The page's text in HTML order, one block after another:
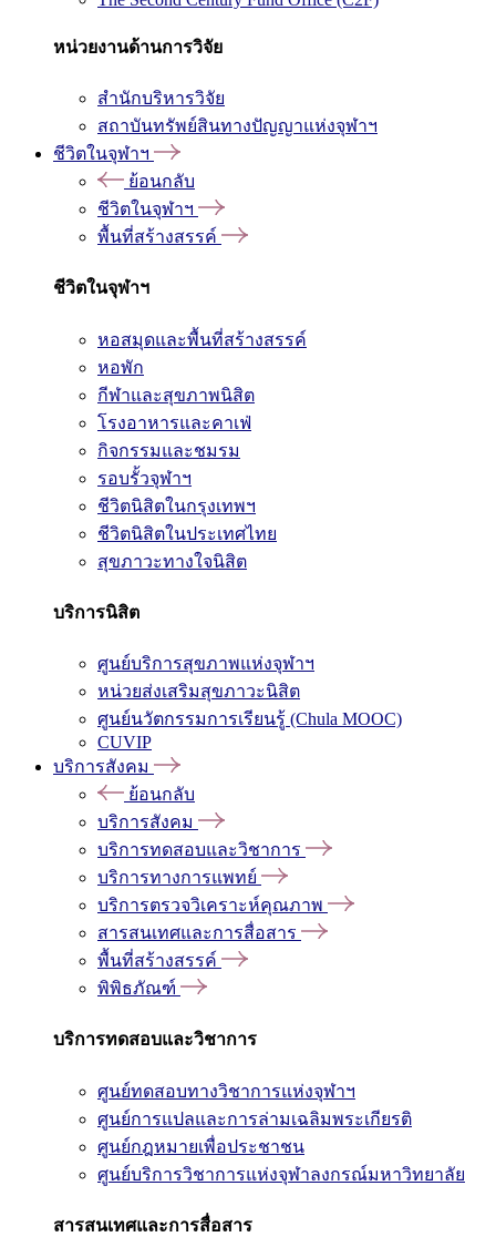
หน่วยงานด้านการวิจัย
สำนักบริหารวิจัย
สถาบันทรัพย์สินทางปัญญาแห่งจุฬาฯ
ชีวิตในจุฬาฯ
ย้อนกลับ
ชีวิตในจุฬาฯ
พื้นที่สร้างสรรค์
ชีวิตในจุฬาฯ
หอสมุดและพื้นที่สร้างสรรค์
หอพัก
กีฬาและสุขภาพนิสิต
โรงอาหารและคาเฟ่
กิจกรรมและชมรม
รอบรั้วจุฬาฯ
ชีวิตนิสิตในกรุงเทพฯ
ชีวิตนิสิตในประเทศไทย
สุขภาวะทางใจนิสิต
บริการนิสิต
ศูนย์บริการสุขภาพแห่งจุฬาฯ
หน่วยส่งเสริมสุขภาวะนิสิต
ศูนย์นวัตกรรมการเรียนรู้ (Chula MOOC)
CUVIP
บริการสังคม
ย้อนกลับ
บริการสังคม
บริการทดสอบและวิชาการ
บริการทางการแพทย์
บริการตรวจวิเคราะห์คุณภาพ
สารสนเทศและการสื่อสาร
พื้นที่สร้างสรรค์
พิพิธภัณฑ์
บริการทดสอบและวิชาการ
ศูนย์ทดสอบทางวิชาการแห่งจุฬาฯ
ศูนย์การแปลและการล่ามเฉลิมพระเกียรติ
ศูนย์กฎหมายเพื่อประชาชน
ศูนย์บริการวิชาการแห่งจุฬาลงกรณ์มหาวิทยาลัย
สารสนเทศและการสื่อสาร